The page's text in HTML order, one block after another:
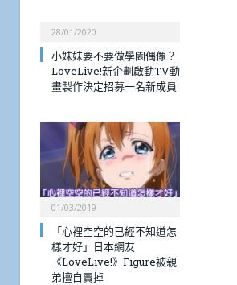
28/01/2020
小妹妹要不要做學園偶像？
LoveLive!新企劃啟動TV動
畫製作決定招募一名新成員
01/03/2019
「心裡空空的已經不知道怎
樣才好」日本網友
《LoveLive!》Figure被親
弟擅自賣掉